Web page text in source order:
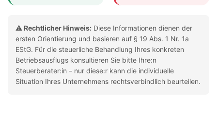
⚠️ Rechtlicher Hinweis: Diese Informationen dienen der
ersten Orientierung und basieren auf § 19 Abs. 1 Nr. 1a
EStG. Für die steuerliche Behandlung Ihres konkreten
Betriebsausflugs konsultieren Sie bitte Ihre:n
Steuerberater:in – nur diese:r kann die individuelle
Situation Ihres Unternehmens rechtsverbindlich beurteilen.